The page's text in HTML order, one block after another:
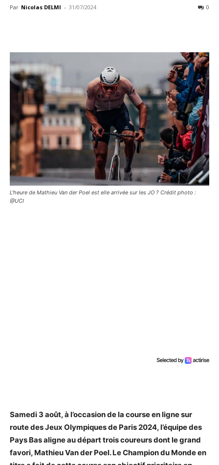
Par Nicolas DELMI - 31/07/2024 0
L'heure de Mathieu Van der Poel est elle arrivée sur les JO ? Crédit photo :
@UCI
Samedi 3 août, à l’occasion de la course en ligne sur
route des Jeux Olympiques de Paris 2024, l’équipe des
Pays Bas aligne au départ trois coureurs dont le grand
favori, Mathieu Van der Poel. Le Champion du Monde en